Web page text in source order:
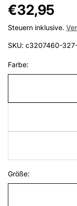
Regulärer
Preis
€32,95
Steuern inklusive.
SKU: c3207460-
Farbe:
Größe: